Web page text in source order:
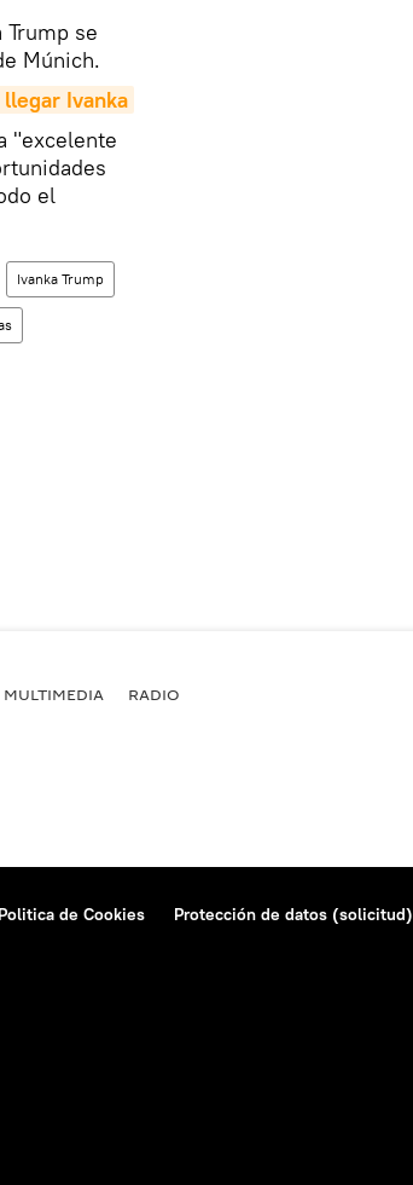
se
Múnich.
llegar Ivanka
"excelente
el
Ivanka Trump
MULTIMEDIA RADIO
Politica de Cookies Protección de datos (solicitud)